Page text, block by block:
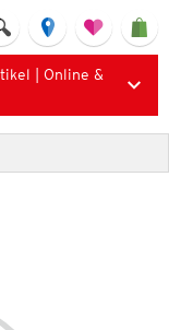
| Online &